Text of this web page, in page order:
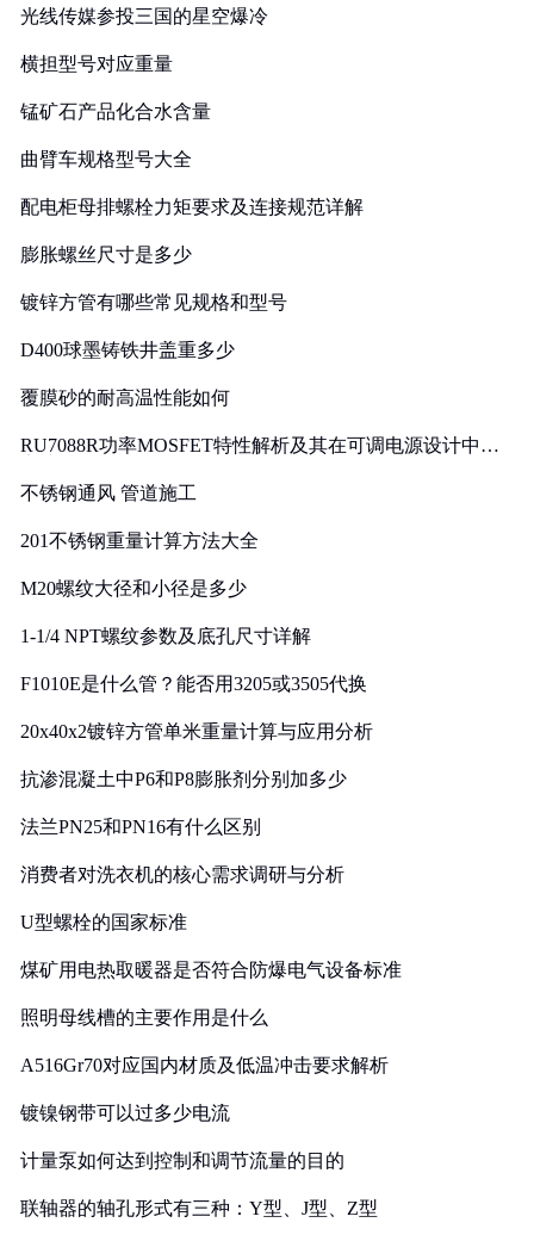
光线传媒参投三国的星空爆冷
横担型号对应重量
锰矿石产品化合水含量
曲臂车规格型号大全
配电柜母排螺栓力矩要求及连接规范详解
膨胀螺丝尺寸是多少
镀锌方管有哪些常见规格和型号
D400球墨铸铁井盖重多少
覆膜砂的耐高温性能如何
RU7088R功率MOSFET特性解析及其在可调电源设计中的
不锈钢通风 管道施工
201不锈钢重量计算方法大全
M20螺纹大径和小径是多少
1-1/4 NPT螺纹参数及底孔尺寸详解
F1010E是什么管？能否用3205或3505代换
20x40x2镀锌方管单米重量计算与应用分析
抗渗混凝土中P6和P8膨胀剂分别加多少
法兰PN25和PN16有什么区别
消费者对洗衣机的核心需求调研与分析
U型螺栓的国家标准
煤矿用电热取暖器是否符合防爆电气设备标准
照明母线槽的主要作用是什么
A516Gr70对应国内材质及低温冲击要求解析
镀镍钢带可以过多少电流
计量泵如何达到控制和调节流量的目的
联轴器的轴孔形式有三种：Y型、J型、Z型